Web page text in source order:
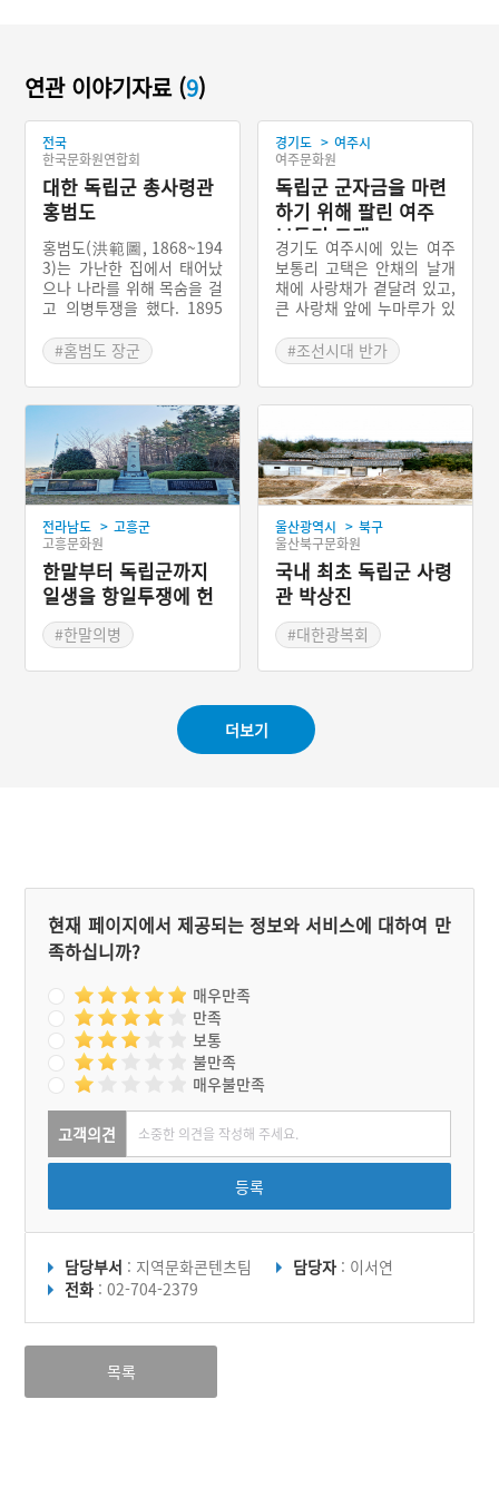
연관 이야기자료 (9)
전국
한국문화원연합회
대한 독립군 총사령관
홍범도
홍범도(洪範圖, 1868~194
3)는 가난한 집에서 태어났
으나 나라를 위해 목숨을 걸
고 의병투쟁을 했다. 1895
일으켜 싸우다가 류인석 부
대와 합류하였다. 1907년
다시 의병을 일으켰다. 191
9년 독립군을 조직하여 싸
웠고, 특히 봉오동전투는 유
명하다. 나중에 청산리전투
에 참가해 큰 공을 세웠다.
#홈범도 장군
#대한독립군 총사령관
#예능프로그램 주요소재
경기도 > 여주시
여주문화원
독립군 군자금을 마련
하기 위해 팔린 여주
보통리 고택
경기도 여주시에 있는 여주
보통리 고택은 안채의 날개
채에 사랑채가 곁달려 있고,
큰 사랑채 앞에 누마루가 있
고 있는 가옥이다. 영조 대
에 해주판관을 지낸 조명준
이 건축했고, 후손인 독립운
동가 조병희가 독립군 군자
게 팔았다. 이 고택의 안마
당에 있는 해시계는 경기도
민속자료 제2호이며, 고택
은 국가민속문화재 제126
호이다.
#조선시대 반가
#여주 가옥
전라남도 > 고흥군
고흥문화원
한말부터 독립군까지
일생을 항일투쟁에 헌
신한 이병채
#한말의병
울산광역시 > 북구
울산북구문화원
국내 최초 독립군 사령
관 박상진
#대한광복회
더보기
현재 페이지에서 제공되는 정보와 서비스에 대하여 만
족하십니까?
매우만족
만족
보통
불만족
매우불만족
고객의견
등록
담당부서 : 지역문화콘텐츠팀 담당자 : 이서연
전화 : 02-704-2379
목록